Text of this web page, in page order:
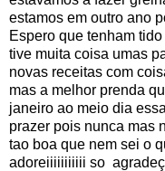
estamos em outro ano
Espero que tenham
tive muita coisa umas
novas receitas com
mas a melhor prenda
janeiro ao meio dia
prazer pois nunca mas
tao boa que nem sei o
adoreiiiiiiiiiii so